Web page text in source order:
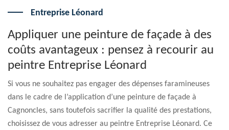
Entreprise Léonard
Appliquer une peinture de façade à des
coûts avantageux : pensez à recourir au
peintre Entreprise Léonard
Si vous ne souhaitez pas engager des dépenses faramineuses
dans le cadre de l’application d’une peinture de façade à
Cagnoncles, sans toutefois sacrifier la qualité des prestations,
choisissez de vous adresser au peintre Entreprise Léonard. Ce